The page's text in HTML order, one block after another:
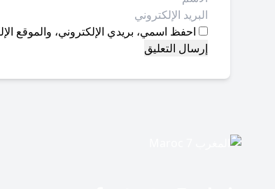
احفظ اسمي، بريدي الإلكتروني، والموقع